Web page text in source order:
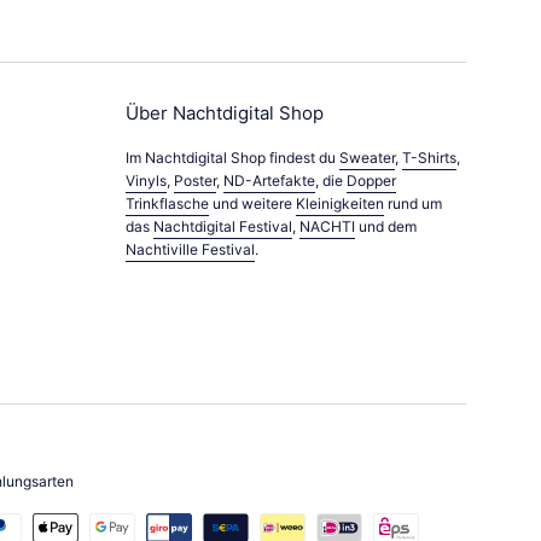
Über Nachtdigital Shop
Im Nachtdigital Shop findest du Sweater, T-Shirts,
Vinyls, Poster, ND-Artefakte, die Dopper
Trinkflascheund weitere Kleinigkeiten rund um
das Nachtdigital Festival, NACHTIund dem
Nachtiville Festival.